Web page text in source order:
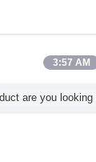
conduce
3:57 AM
are you looking